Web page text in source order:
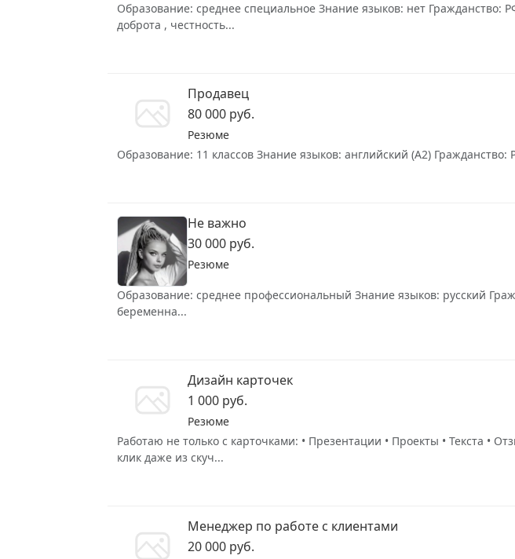
Образование: среднее специальное Знание языков: нет Гражданство:
доброта , честность...
Продавец
80 000 руб.
Резюме
Образование: 11 классов Знание языков: английский (А2)
Не важно
30 000 руб.
Резюме
Образование: среднее профессиональный Знание языков: русский
беременна...
Дизайн карточек
1 000 руб.
Резюме
Работаю не только с карточками: • Презентации • Проекты • Текста
клик даже из скуч...
Менеджер по работе с клиентами
20 000 руб.